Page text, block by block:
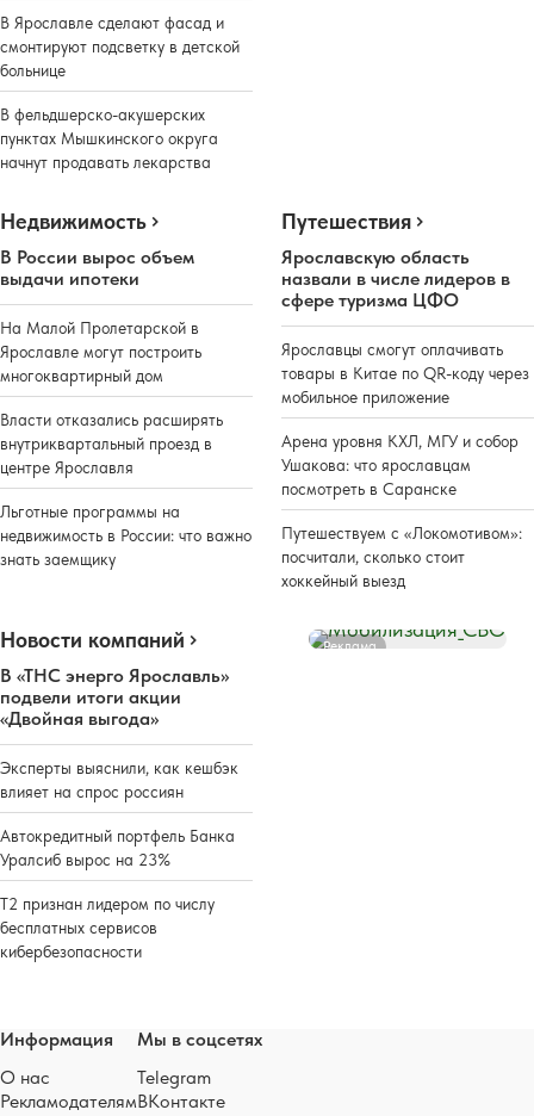
В Ярославле сделают фасад и
смонтируют подсветку в детской
больнице
В фельдшерско-акушерских
пунктах Мышкинского округа
начнут продавать лекарства
Недвижимость
В России вырос объем
выдачи ипотеки
На Малой Пролетарской в
Ярославле могут построить
многоквартирный дом
Власти отказались расширять
внутриквартальный проезд в
центре Ярославля
Льготные программы на
недвижимость в России: что важно
знать заемщику
Путешествия
Ярославскую область
назвали в числе лидеров в
сфере туризма ЦФО
Ярославцы смогут оплачивать
товары в Китае по QR-коду через
мобильное приложение
Арена уровня КХЛ, МГУ и собор
Ушакова: что ярославцам
посмотреть в Саранске
Путешествуем с «Локомотивом»:
посчитали, сколько стоит
хоккейный выезд
Новости компаний
В «ТНС энерго Ярославль»
подвели итоги акции
«Двойная выгода»
Эксперты выяснили, как кешбэк
влияет на спрос россиян
Автокредитный портфель Банка
Уралсиб вырос на 23%
Т2 признан лидером по числу
бесплатных сервисов
кибербезопасности
Реклама
Информация
О нас
Рекламодателям
Мы в соцсетях
Telegram
ВКонтакте